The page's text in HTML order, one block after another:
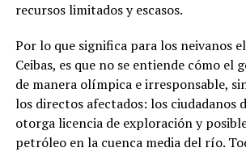
recursos limitados y escasos.
Por lo que significa para los neivanos
Ceibas, es que no se entiende cómo el
de manera olímpica e irresponsable,
los directos afectados: los ciudadanos
otorga licencia de exploración y
petróleo en la cuenca media del río.